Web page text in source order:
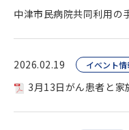
中津市民病院共同利用の
2026.02.19 イベント情
3月13日がん患者と